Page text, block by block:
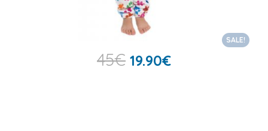
SALE!
45€ 19.90€